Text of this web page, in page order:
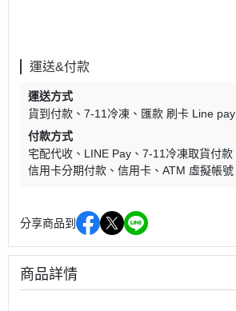
運送&付款
運送方式
貨到付款
7-11冷凍
匯款 刷卡 Line pay
付款方式
宅配代收
LINE Pay
7-11冷凍取貨付款
信用卡分期付款
信用卡 ATM 虛擬帳號
分享商品到
商品詳情